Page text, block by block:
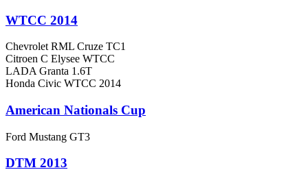
WTCC 2014
Chevrolet RML Cruze TC1
Citroen C Elysee WTCC
LADA Granta 1.6T
Honda Civic WTCC 2014
American Nationals Cup
Ford Mustang GT3
DTM 2013